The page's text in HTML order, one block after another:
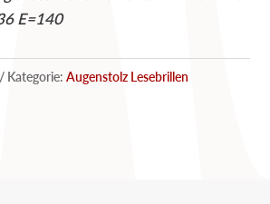
E=140
Kategorie:Augenstolz Lesebrillen